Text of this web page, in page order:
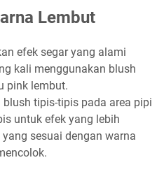
Lembut
efek segar yang alami
kali menggunakan blush
pink lembut.
tipis-tipis pada area pipi
untuk efek yang lebih
sesuai dengan warna